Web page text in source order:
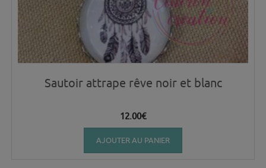
Sautoir attrape rêve noir et blanc
12.00€
AJOUTER AU PANIER